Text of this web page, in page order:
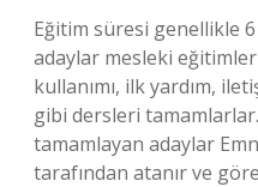
Eğitim süresi genellikle
adaylar mesleki
kullanımı, ilk yardım,
gibi dersleri
tamamlayan adaylar
tarafından atanır ve